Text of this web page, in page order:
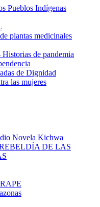
Pueblos Indígenas
plantas medicinales
de pandemia
de Dignidad
las mujeres
Novela Kichwa
DE LAS